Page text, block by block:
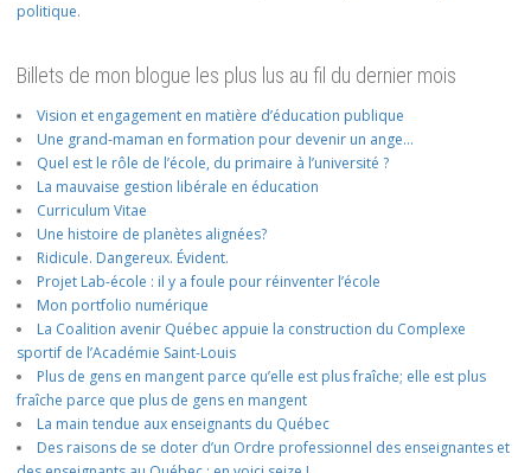
politique.
Billets de mon blogue les plus lus au fil du dernier mois
Vision et engagement en matière d’éducation publique
Une grand-maman en formation pour devenir un ange…
Quel est le rôle de l’école, du primaire à l’université ?
La mauvaise gestion libérale en éducation
Curriculum Vitae
Une histoire de planètes alignées?
Ridicule. Dangereux. Évident.
Projet Lab-école : il y a foule pour réinventer l’école
Mon portfolio numérique
La Coalition avenir Québec appuie la construction du Complexe
sportif de l’Académie Saint-Louis
Plus de gens en mangent parce qu’elle est plus fraîche; elle est plus
fraîche parce que plus de gens en mangent
La main tendue aux enseignants du Québec
Des raisons de se doter d’un Ordre professionnel des enseignantes et